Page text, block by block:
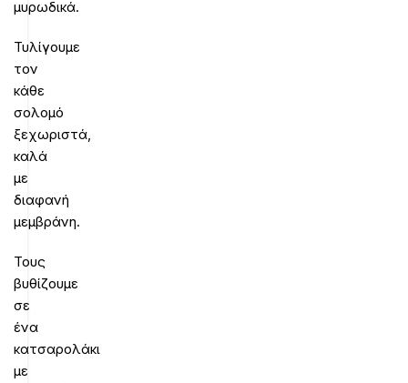
μυρωδικά.
Τυλίγουμε
τον
κάθε
σολομό
ξεχωριστά,
καλά
με
διαφανή
μεμβράνη.
Τους
βυθίζουμε
σε
ένα
κατσαρολάκι
με